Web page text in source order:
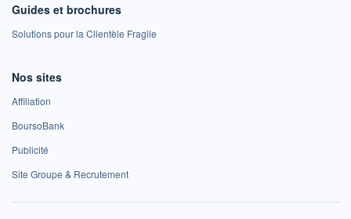
Guides et brochures
Solutions pour la Clientèle Fragile
Nos sites
Affiliation
BoursoBank
Publicité
Site Groupe & Recrutement